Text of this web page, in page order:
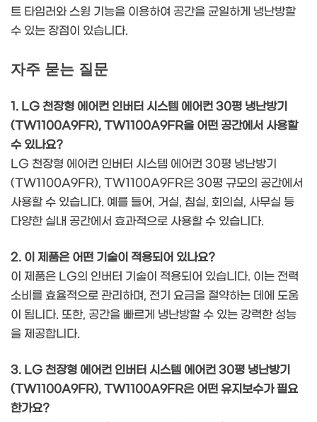
트 타임러와 스윙 기능을 이용하여 공간을 균일하게 냉난방할
수 있는 장점이 있습니다.
자주 묻는 질문
1. LG 천장형 에어컨 인버터 시스템 에어컨 30평 냉난방기
(TW1100A9FR), TW1100A9FR을 어떤 공간에서 사용할
수 있나요?
LG 천장형 에어컨 인버터 시스템 에어컨 30평 냉난방기
(TW1100A9FR), TW1100A9FR은 30평 규모의 공간에서
사용할 수 있습니다. 예를 들어, 거실, 침실, 회의실, 사무실 등
다양한 실내 공간에서 효과적으로 사용할 수 있습니다.
2. 이 제품은 어떤 기술이 적용되어 있나요?
이 제품은 LG의 인버터 기술이 적용되어 있습니다. 이는 전력
소비를 효율적으로 관리하며, 전기 요금을 절약하는 데에 도움
이 됩니다. 또한, 공간을 빠르게 냉난방할 수 있는 강력한 성능
을 제공합니다.
3. LG 천장형 에어컨 인버터 시스템 에어컨 30평 냉난방기
(TW1100A9FR), TW1100A9FR은 어떤 유지보수가 필요
한가요?